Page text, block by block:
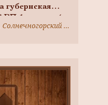
губернская
главный
Московская область, Солнечногорский район, г. Солнечногорск